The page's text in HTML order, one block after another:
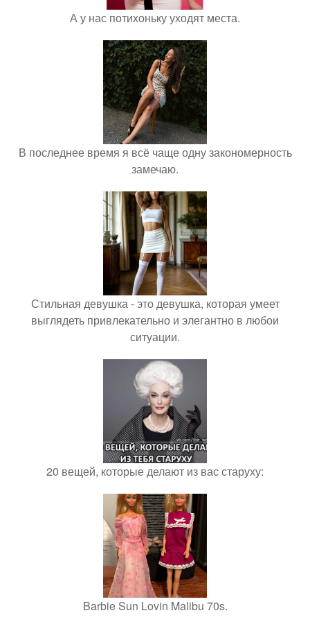
А у нас потихоньку уходят места.
В последнее время я всё чаще одну закономерность
замечаю.
Стильная девушка - это девушка, которая умеет
выглядеть привлекательно и элегантно в любои
ситуации.
20 вещей, которые делают из вас старуху:
Barbie Sun Lovin Malibu 70s.